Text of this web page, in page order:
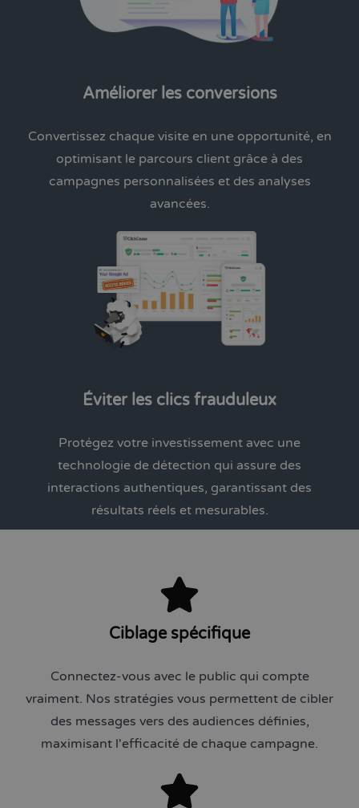
Améliorer les conversions
Convertissez chaque visite en une opportunité, en
optimisant le parcours client grâce à des
campagnes personnalisées et des analyses
avancées.
Éviter les clics frauduleux
Protégez votre investissement avec une
technologie de détection qui assure des
interactions authentiques, garantissant des
résultats réels et mesurables.
Ciblage spécifique
Connectez-vous avec le public qui compte
vraiment. Nos stratégies vous permettent de cibler
des messages vers des audiences définies,
maximisant l'efficacité de chaque campagne.